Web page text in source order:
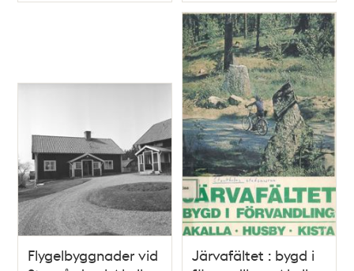
Flygelbyggnader vid
Järvafältet : bygd i